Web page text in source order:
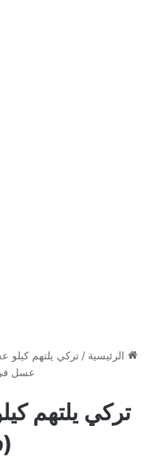
الرئيسية / تركي يلتهم كيلو
عسل في
تركي يلتهم